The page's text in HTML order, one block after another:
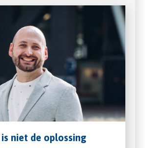
niet de oplossing